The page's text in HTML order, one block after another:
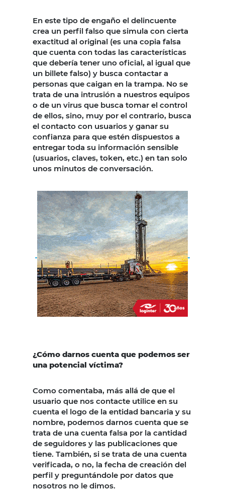
En este tipo de engaño el delincuente
crea un perfil falso que simula con cierta
exactitud al original (es una copia falsa
que cuenta con todas las características
que debería tener uno oficial, al igual que
un billete falso) y busca contactar a
personas que caigan en la trampa. No se
trata de una intrusión a nuestros equipos
o de un virus que busca tomar el control
de ellos, sino, muy por el contrario, busca
el contacto con usuarios y ganar su
confianza para que estén dispuestos a
entregar toda su información sensible
(usuarios, claves, token, etc.) en tan solo
unos minutos de conversación.
¿Cómo darnos cuenta que podemos ser
una potencial víctima?
Como comentaba, más allá de que el
usuario que nos contacte utilice en su
cuenta el logo de la entidad bancaria y su
nombre, podemos darnos cuenta que se
trata de una cuenta falsa por la cantidad
de seguidores y las publicaciones que
tiene. También, si se trata de una cuenta
verificada, o no, la fecha de creación del
perfil y preguntándole por datos que
nosotros no le dimos.